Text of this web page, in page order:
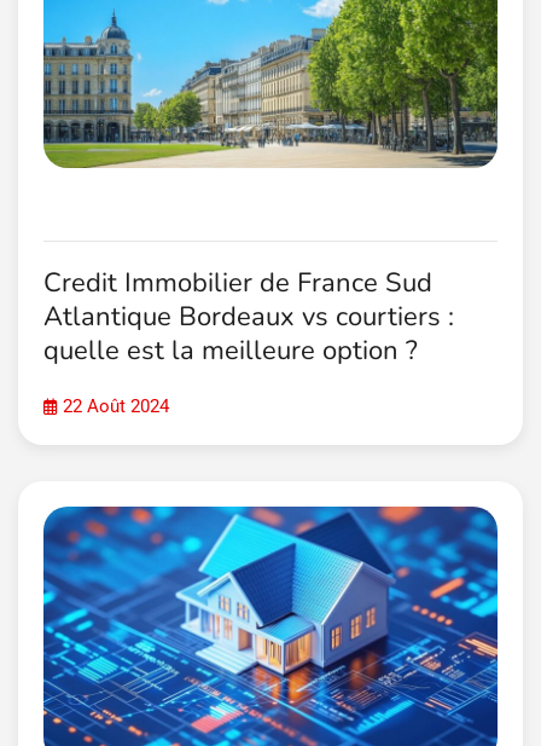
Credit Immobilier de France Sud
Atlantique Bordeaux vs courtiers :
quelle est la meilleure option ?
22 Août 2024